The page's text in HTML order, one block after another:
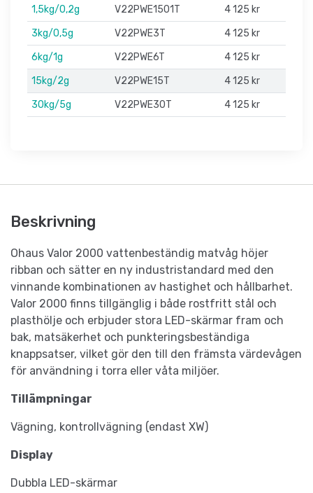
1,5kg/0,2g V22PWE1501T
4 125 kr
3kg/0,5g
V22PWE3T
4 125 kr
6kg/1g
V22PWE6T
4 125 kr
15kg/2g
V22PWE15T
4 125 kr
30kg/5g
V22PWE30T 4 125 kr
Beskrivning
Ohaus Valor 2000 vattenbeständig matvåg höjer
ribban och sätter en ny industristandard med den
vinnande kombinationen av hastighet och hållbarhet.
Valor 2000 finns tillgänglig i både rostfritt stål och
plasthölje och erbjuder stora LED-skärmar fram och
bak, matsäkerhet och punkteringsbeständiga
knappsatser, vilket gör den till den främsta värdevågen
för användning i torra eller våta miljöer.
Tillämpningar
Vägning, kontrollvägning (endast XW)
Display
Dubbla LED-skärmar